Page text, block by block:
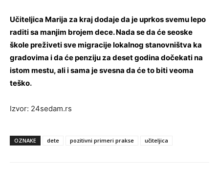
Učiteljica Marija za kraj dodaje da je uprkos svemu lepo
raditi sa manjim brojem dece. Nada se da će seoske
škole preživeti sve migracije lokalnog stanovništva ka
gradovima i da će penziju za deset godina dočekati na
istom mestu, ali i sama je svesna da će to biti veoma
teško.
Izvor: 24sedam.rs
OZNAKE dete pozitivni primeri prakse učiteljica